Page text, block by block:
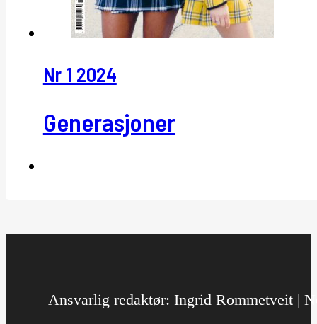
Nr 1 2024
Generasjoner
Ansvarlig redaktør: Ingrid Rommetveit |